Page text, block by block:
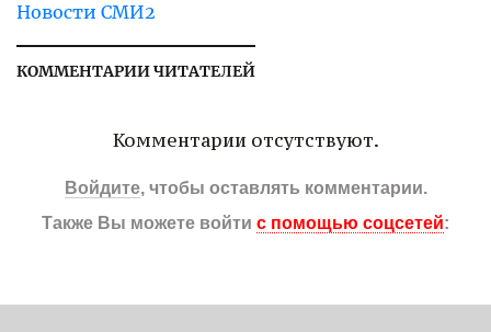
Новости СМИ2
КОММЕНТАРИИ ЧИТАТЕЛЕЙ
Комментарии отсутствуют.
Войдите, чтобы оставлять комментарии.
Также Вы можете войти с помощью соцсетей: